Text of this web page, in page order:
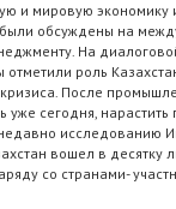
и мировую экономику
обсуждены на
На
роль
После
уже сегодня, нарастить
исследованию
вошел в десятку
со странами-